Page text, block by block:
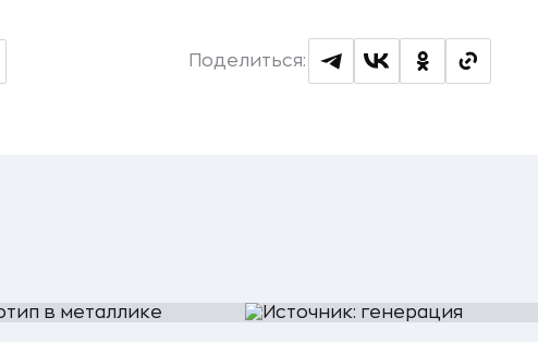
Поделиться: